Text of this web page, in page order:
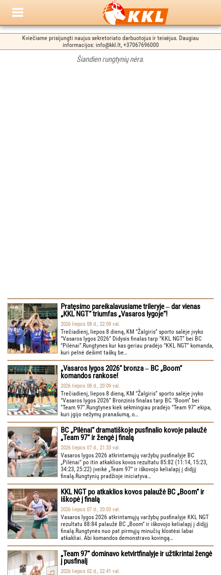
Kviečiame prisijungti naujus sekretoriato darbuotojus ir teisėjus. Daugiau
informacijos: info@kkl.lt, +37067696000
Šiandien rungtynių nėra.
Pratęsimo pareikalavusiame trileryje ‒ dar vienas
„KKL NGT“ triumfas „Vasaros lygoje“!
2026 liepos 08 d., 22:09 val.
Trečiadienį, liepos 8 dieną, KM “Žalgiris” sporto salėje įvyko
“Vasaros lygos 2026” Didysis finalas tarp “KKL NGT” bei BC
“Pilėnai”.Rungtynes kur kas geriau pradėjo “KKL NGT” komanda,
kuri pelnė dešimt taškų be…
„Vasaros lygos 2026“ bronza ‒ BC „Boom“
komandos rankose!
2026 liepos 08 d., 20:09 val.
Trečiadienį, liepos 8 dieną, KM “Žalgiris” sporto salėje įvyko
“Vasaros lygos 2026” Bronzinis finalas tarp BC “Boom” bei
“Team 97”.Rungtynes kiek sėkmingiau pradėjo “Team 97” ekipa,
kuri įgijo nežymų pranašumą, o…
BC „Pilėnai“ dramatiškoje pusfinalio kovoje palaužė
„Team 97“ ir žengė į finalą
2026 liepos 07 d., 21:33 val.
Vasaros lygos 2026 atkrintamųjų varžybų pusfinalyje BC
„Pilėnai“ po itin atkaklios kovos rezultatu 85:82 (11:14, 15:23,
34:23, 25:22) įveikė „Team 97“ ir iškovojo kelialapį į didįjį
finalą.Rungtynių pradžioje iniciatyva…
KKL NGT po atkaklios kovos palaužė BC „Boom“ ir
iškopė į finalą
2026 liepos 07 d., 20:03 val.
Vasaros lygos 2026 atkrintamųjų varžybų pusfinalyje KKL NGT
rezultatu 88:84 palaužė BC „Boom“ ir iškovojo kelialapį į didįjį
finalą.Rungtynės nuo pat pirmųjų minučių klostėsi labai
atkakliai. Abi komandos demonstravo kovingą…
„Team 97“ dominavo ketvirtfinalyje ir užtikrintai žengė
į pusfinalį
2026 liepos 02 d., 22:41 val.